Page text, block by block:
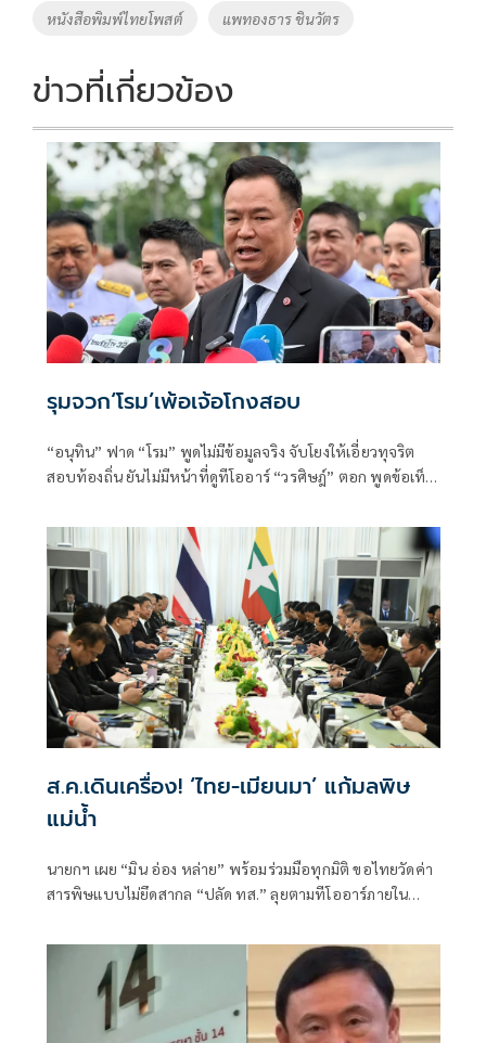
o
k
Li
k
Tags
หนังสือพิมพ์ไทยโพสต์ แพทองธาร ชินวัตร
ข่าวที่เกี่ยวข้อง
รุมจวก‘โรม’เพ้อเจ้อโกงสอบ
“อนุทิน” ฟาด “โรม” พูดไม่มีข้อมูลจริง จับโยงให้เอี่ยวทุจริต
สอบท้องถิ่น ยันไม่มีหน้าที่ดูทีโออาร์ “วรศิษฎ์” ตอก พูดข้อเท็จ
ส.ค.เดินเครื่อง! ‘ไทย-เมียนมา’ แก้มลพิษ
แม่นํ้า
นายกฯ เผย “มิน อ่อง หล่าย” พร้อมร่วมมือทุกมิติ ขอไทยวัดค่า
สารพิษแบบไม่ยึดสากล “ปลัด ทส.” ลุยตามทีโออาร์ภายใน
การทูตไทยบนเวทีโลก